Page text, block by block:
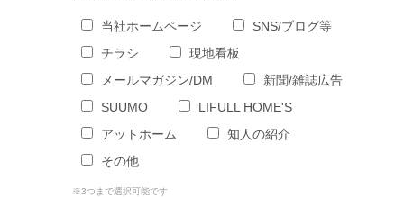
当社ホームページ
SNS/ブログ等
チラシ
現地看板
メールマガジン/DM
新聞/雑誌広告
SUUMO
LIFULL HOME'S
アットホーム
知人の紹介
その他
※3つまで選択可能です